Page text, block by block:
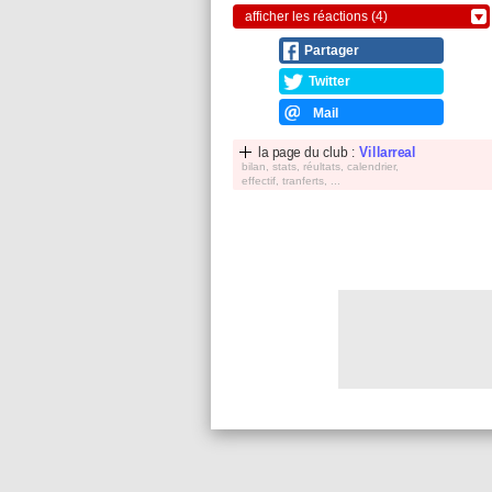
afficher les réactions (4)
Partager
Twitter
Mail
la page du club : Villarreal
bilan, stats, réultats, calendrier,
effectif, tranferts, ...